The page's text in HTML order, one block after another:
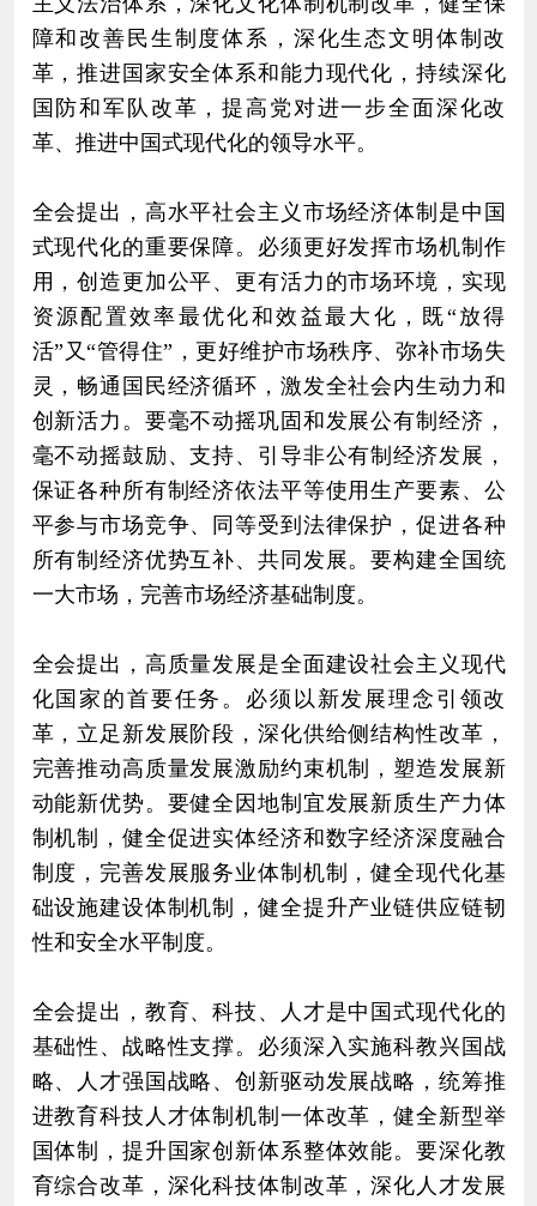
障和改善民生制度体系，深化生态文明体制改
革，推进国家安全体系和能力现代化，持续深化
国防和军队改革，提高党对进一步全面深化改
革、推进中国式现代化的领导水平。
全会提出，高水平社会主义市场经济体制是中国
式现代化的重要保障。必须更好发挥市场机制作
用，创造更加公平、更有活力的市场环境，实现
资源配置效率最优化和效益最大化，既“放得
活”又“管得住”，更好维护市场秩序、弥补市场失
灵，畅通国民经济循环，激发全社会内生动力和
创新活力。要毫不动摇巩固和发展公有制经济，
毫不动摇鼓励、支持、引导非公有制经济发展，
保证各种所有制经济依法平等使用生产要素、公
平参与市场竞争、同等受到法律保护，促进各种
所有制经济优势互补、共同发展。要构建全国统
一大市场，完善市场经济基础制度。
全会提出，高质量发展是全面建设社会主义现代
化国家的首要任务。必须以新发展理念引领改
革，立足新发展阶段，深化供给侧结构性改革，
完善推动高质量发展激励约束机制，塑造发展新
动能新优势。要健全因地制宜发展新质生产力体
制机制，健全促进实体经济和数字经济深度融合
制度，完善发展服务业体制机制，健全现代化基
础设施建设体制机制，健全提升产业链供应链韧
性和安全水平制度。
全会提出，教育、科技、人才是中国式现代化的
基础性、战略性支撑。必须深入实施科教兴国战
略、人才强国战略、创新驱动发展战略，统筹推
进教育科技人才体制机制一体改革，健全新型举
国体制，提升国家创新体系整体效能。要深化教
育综合改革，深化科技体制改革，深化人才发展